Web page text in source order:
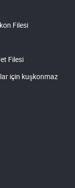
Filesi
Filesi
için kuşkonmaz